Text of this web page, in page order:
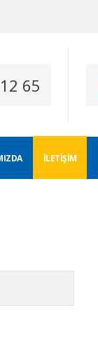
65
İLETIŞIM